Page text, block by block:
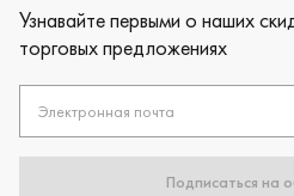
Узнавайте первыми о наших
торговых предложениях
Электронная почта
Подписаться на